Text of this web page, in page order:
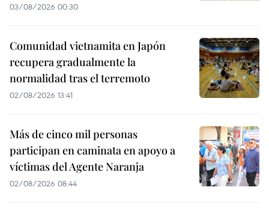
03/08/2026 00:30
Comunidad vietnamita en Japón
recupera gradualmente la
normalidad tras el terremoto
02/08/2026 13:41
Más de cinco mil personas
participan en caminata en apoyo a
víctimas del Agente Naranja
02/08/2026 08:44